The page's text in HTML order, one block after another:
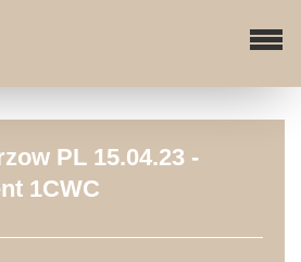
PL 15.04.23 -
1CWC